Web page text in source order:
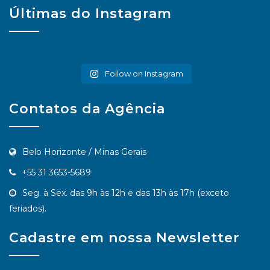
Últimas do Instagram
Follow on Instagram
Contatos da Agência
Belo Horizonte / Minas Gerais
+55 31 3653-5689
Seg. à Sex. das 9h às 12h e das 13h às 17h (exceto
feriados).
Cadastre em nossa Newsletter